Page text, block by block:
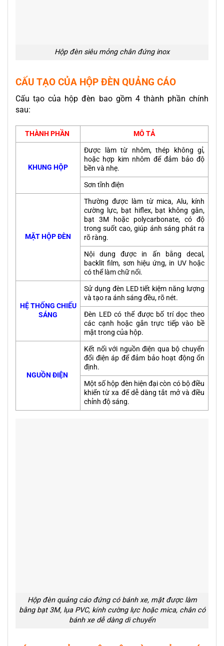
Hộp đèn siêu mỏng chân đứng inox
CẤU TẠO CỦA HỘP ĐÈN QUẢNG CÁO
Cấu tạo của hộp đèn bao gồm 4 thành phần chính
sau:
THÀNH PHẦN MÔ TẢ
KHUNG HỘP
Được làm từ nhôm, thép không gỉ,
hoặc hợp kim nhôm để đảm bảo độ
bền và nhẹ.
Sơn tĩnh điện
MẶT HỘP ĐÈN
Thường được làm từ mica, Alu, kính
cường lực, bạt hiflex, bạt không gân,
bạt 3M hoặc polycarbonate, có độ
trong suốt cao, giúp ánh sáng phát ra
rõ ràng.
Nội dung được in ấn bằng decal,
backlit film, sơn hiệu ứng, in UV hoặc
có thể làm chữ nổi.
HỆ THỐNG CHIẾU
SÁNG
Sử dụng đèn LED tiết kiệm năng lượng
và tạo ra ánh sáng đều, rõ nét.
Đèn LED có thể được bố trí dọc theo
các cạnh hoặc gắn trực tiếp vào bề
mặt trong của hộp.
NGUỒN ĐIỆN
Kết nối với nguồn điện qua bộ chuyển
đổi điện áp để đảm bảo hoạt động ổn
định.
Một số hộp đèn hiện đại còn có bộ điều
khiển từ xa để dễ dàng tắt mở và điều
chỉnh độ sáng.
Hộp đèn quảng cáo đứng có bánh xe, mặt được làm
bằng bạt 3M, lụa PVC, kính cường lực hoặc mica, chân có
bánh xe dễ dàng di chuyển